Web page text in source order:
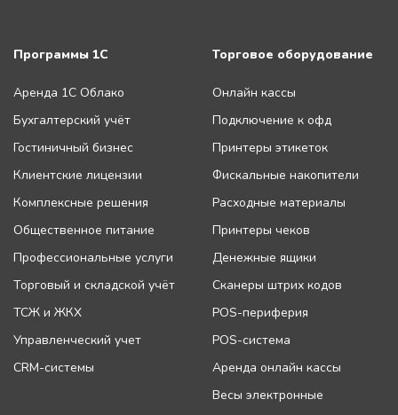
Программы 1С
Аренда 1С Облако
Бухгалтерский учёт
Гостиничный бизнес
Клиентские лицензии
Комплексные решения
Общественное питание
Профессиональные услуги
Торговый и складской учёт
ТСЖ и ЖКХ
Управленческий учет
CRM-системы
Торговое оборудование
Онлайн кассы
Подключение к офд
Принтеры этикеток
Фискальные накопители
Расходные материалы
Принтеры чеков
Денежные ящики
Сканеры штрих кодов
POS-периферия
POS-система
Аренда онлайн кассы
Весы электронные